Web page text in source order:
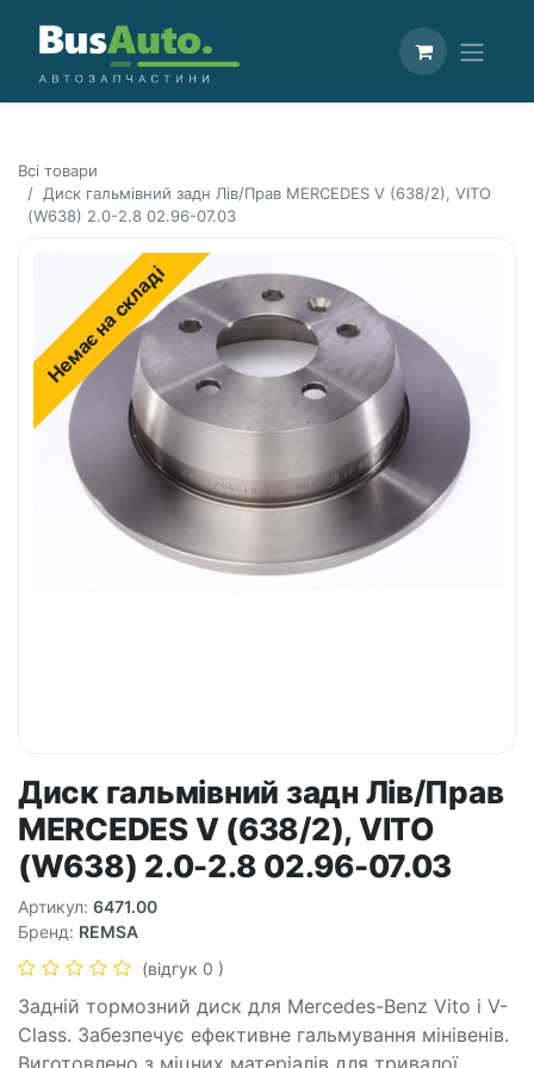
Всі товари
Диск гальмівний задн Лів/Прав MERCEDES V (638/2), VITO
(W638) 2.0-2.8 02.96-07.03
Немає на складі
Диск гальмівний задн Лів/Прав
MERCEDES V (638/2), VITO
(W638) 2.0-2.8 02.96-07.03
Артикул: 6471.00
Бренд: REMSA
(відгук 0 )
Задній тормозний диск для Mercedes-Benz Vito і V-
Class. Забезпечує ефективне гальмування мінівенів.
Виготовлено з міцних матеріалів для тривалої